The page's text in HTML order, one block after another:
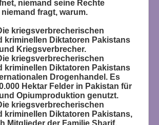
niemand seine Rechte
fragt, warum.
kriegsverbrecherischen
kriminellen Diktatoren Pakistans
Kriegsverbrecher.
kriegsverbrecherischen
kriminellen Diktatoren Pakistans
Drogenhandel. Es
Hektar Felder in Pakistan für
Opiumproduktion genutzt.
kriegsverbrecherischen
kriminellen Diktatoren Pakistans,